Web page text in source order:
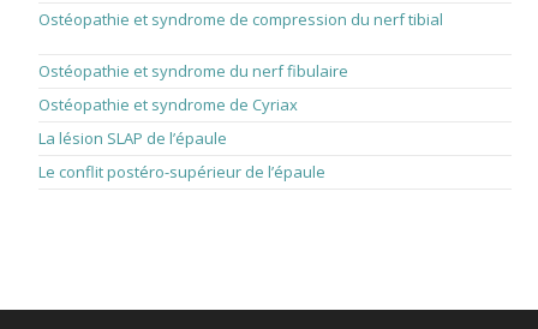
Ostéopathie et syndrome de compression du nerf tibial
Ostéopathie et syndrome du nerf fibulaire
Ostéopathie et syndrome de Cyriax
La lésion SLAP de l’épaule
Le conflit postéro-supérieur de l’épaule